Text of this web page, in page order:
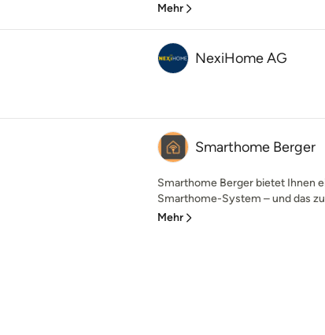
Mehr
NexiHome AG
Smarthome Berger
Smarthome Berger bietet Ihnen
Smarthome-System – und das
Mehr